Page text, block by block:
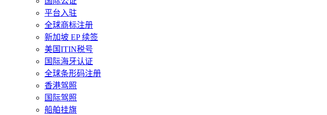
平台入驻
全球商标注册
新加坡 EP 续签
美国ITIN税号
国际海牙认证
全球条形码注册
香港驾照
国际驾照
船舶挂旗